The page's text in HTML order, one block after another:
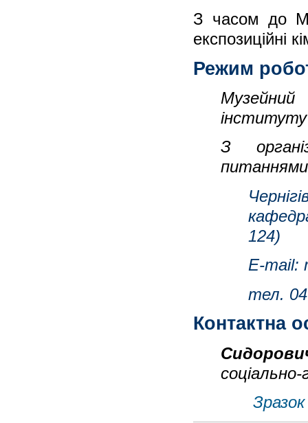
З часом до
експозиційні
Режим
інституту
З
124)
Е-mail:
тел.
Контактна
Зразок